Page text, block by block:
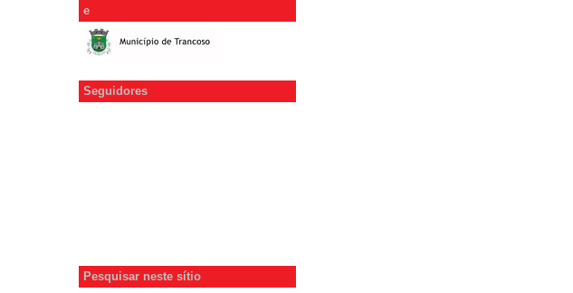
e
Seguidores
Pesquisar neste sítio